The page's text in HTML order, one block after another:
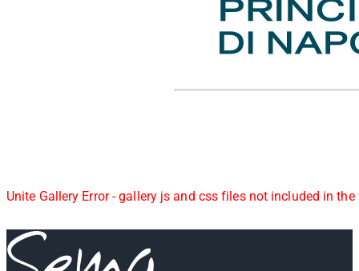
Unite Gallery Error - gallery js and css files not included in